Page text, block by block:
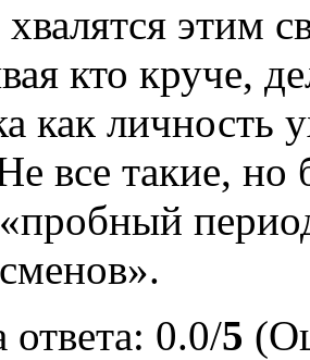
этим
кто круче,
как личность
все такие,
ответа: 0.0/5